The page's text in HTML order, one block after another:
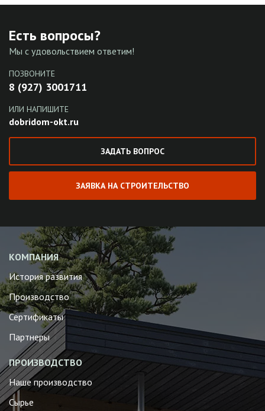
Есть вопросы?
Мы с удовольствием ответим!
ПОЗВОНИТЕ
8 (927) 3001711
ИЛИ НАПИШИТЕ
dobridom-okt.ru
ЗАДАТЬ ВОПРОС
ЗАЯВКА НА СТРОИТЕЛЬСТВО
КОМПАНИЯ
История развития
Производство
Сертификаты
Партнеры
ПРОИЗВОДСТВО
Наше производство
Сырье